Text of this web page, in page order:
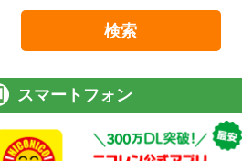
検索
スマートフォン